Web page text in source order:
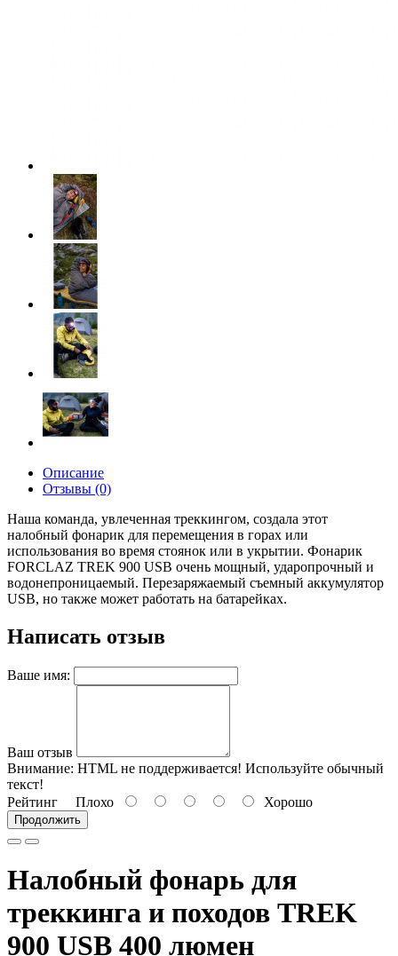
Описание
Отзывы (0)
Наша команда, увлеченная треккингом, создала этот
налобный фонарик для перемещения в горах или
использования во время стоянок или в укрытии. Фонарик
FORCLAZ TREK 900 USB очень мощный, ударопрочный и
водонепроницаемый. Перезаряжаемый съемный аккумулятор
USB, но также может работать на батарейках.
Написать отзыв
Ваше имя:
Ваш отзыв
Внимание: HTML не поддерживается! Используйте обычный
текст!
Рейтинг Плохо Хорошо
Продолжить
Налобный фонарь для
треккинга и походов TREK
900 USB 400 люмен